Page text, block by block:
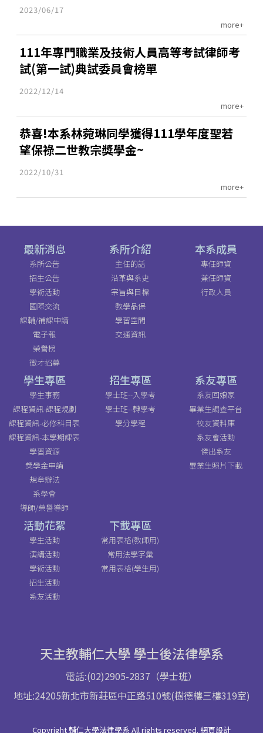
2023/06/17
more+
111年專門職業及技術人員高等考試律師考
試(第一試)典試委員會榜單
2022/12/14
more+
恭喜!本系林菀琳同學獲得111學年度聖若
望保祿二世教宗獎學金~
2022/10/31
more+
最新消息
系所公告
招生公告
學術活動
國際交流
課輔/補課申請
電子報
榮譽榜
徵才招募
系所介紹
主任的話
沿革與系史
宗旨與目標
教學品保
學習空間
交通資訊
本系成員
專任師資
兼任師資
行政人員
學生專區
學生事務
課程資訊-課程規劃
課程資訊-必修科目表
課程資訊-本學期課表
學習資源
獎學金申請
規章辦法
系學會
導師/榮譽導師
招生專區
學士班--入學考
學士班--轉學考
學分學程
系友專區
系友回娘家
畢業生調查平台
校友資料庫
系友會活動
傑出系友
畢業生照片下載
活動花絮
學生活動
演講活動
學術活動
招生活動
系友活動
下載專區
常用表格(教師用)
常用法學字彙
常用表格(學生用)
天主教輔仁大學 學士後法律學系
電話:(02)2905-2837（學士班）
地址:24205新北市新莊區中正路510號(樹德樓三樓319室)
Copyright 輔仁大學法律學系 All rights reserved. 網頁設計